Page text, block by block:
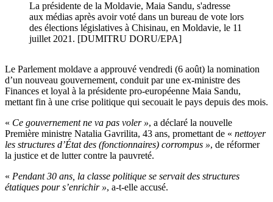
La présidente de la Moldavie, Maia Sandu, s'adresse
aux médias après avoir voté dans un bureau de vote lors
des élections législatives à Chisinau, en Moldavie, le 11
juillet 2021. [DUMITRU DORU/EPA]
Le Parlement moldave a approuvé vendredi (6 août) la nomination
d’un nouveau gouvernement, conduit par une ex-ministre des
Finances et loyal à la présidente pro-européenne Maia Sandu,
mettant fin à une crise politique qui secouait le pays depuis des mois.
« Ce gouvernement ne va pas voler », a déclaré la nouvelle
Première ministre Natalia Gavrilita, 43 ans, promettant de « nettoyer
les structures d’État des (fonctionnaires) corrompus », de réformer
la justice et de lutter contre la pauvreté.
« Pendant 30 ans, la classe politique se servait des structures
étatiques pour s’enrichir », a-t-elle accusé.